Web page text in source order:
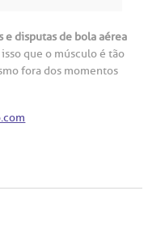
e disputas de bola aérea
isso que o músculo é tão
fora dos momentos